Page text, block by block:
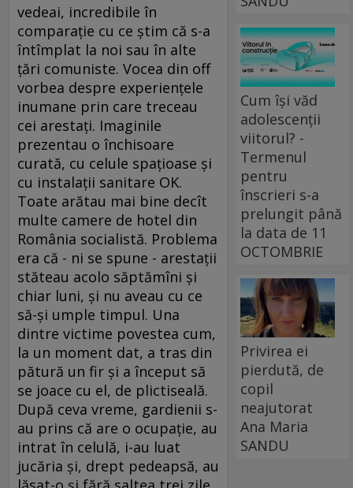
vedeai, incredibile în
comparaţie cu ce ştim că s-a
întîmplat la noi sau în alte
ţări comuniste. Vocea din off
vorbea despre experienţele
inumane prin care treceau
cei arestaţi. Imaginile
prezentau o închisoare
curată, cu celule spaţioase şi
cu instalaţii sanitare OK.
Toate arătau mai bine decît
multe camere de hotel din
România socialistă. Problema
era că - ni se spune - arestaţii
stăteau acolo săptămîni şi
chiar luni, şi nu aveau cu ce
să-şi umple timpul. Una
dintre victime povestea cum,
la un moment dat, a tras din
pătură un fir şi a început să
se joace cu el, de plictiseală.
După ceva vreme, gardienii s-
au prins că are o ocupaţie, au
intrat în celulă, i-au luat
jucăria şi, drept pedeapsă, au
Cum își văd
adolescenții
viitorul? -
Termenul
pentru
înscrieri s-a
prelungit până
la data de 11
OCTOMBRIE
Privirea ei
pierdută, de
copil
neajutorat
Ana Maria
SANDU